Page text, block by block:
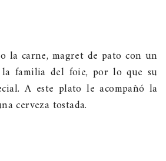
la carne, magret de pato con un
la familia del foie, por lo que su
A este plato le acompañó la
cerveza tostada.